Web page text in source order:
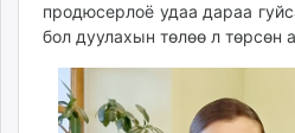
продюсерлоё удаа дараа
бол дуулахын төлөө л төрсөн